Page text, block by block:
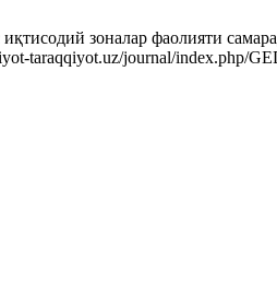
зоналар фаолияти
taraqqiyot.uz/journal/index.php/